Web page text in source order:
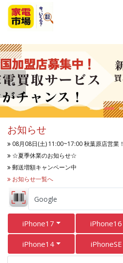
お知らせ
08月08日(土) 11:00~17:00 秋葉原店営業！
☆夏季休業のお知らせ☆
郵送増額キャンペーン中
お知らせ一覧へ
iPhone17 iPhone16
iPhone14 iPhoneSE